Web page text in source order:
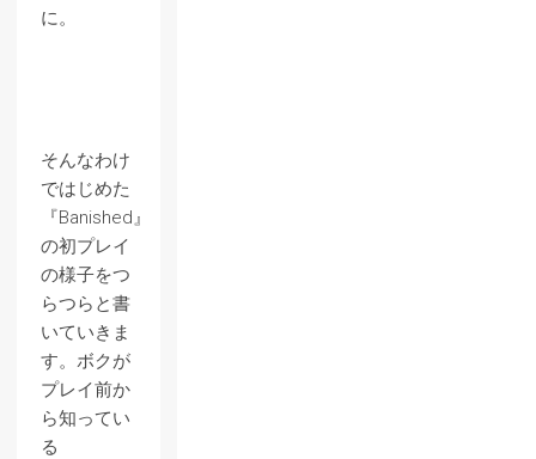
に。
そんなわけ
ではじめた
『Banished』
の初プレイ
の様子をつ
らつらと書
いていきま
す。ボクが
プレイ前か
ら知ってい
る